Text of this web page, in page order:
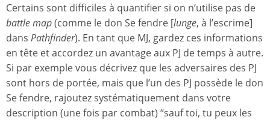
Certains sont difficiles à quantifier si on n’utilise pas de
battle map(comme le don Se fendre [lunge, à l’escrime]
dans Pathfinder). En tant que MJ, gardez ces informations
en tête et accordez un avantage aux PJ de temps à autre.
Si par exemple vous décrivez que les adversaires des PJ
sont hors de portée, mais que l’un des PJ possède le don
Se fendre, rajoutez systématiquement dans votre
description (une fois par combat) “sauf toi, tu peux les